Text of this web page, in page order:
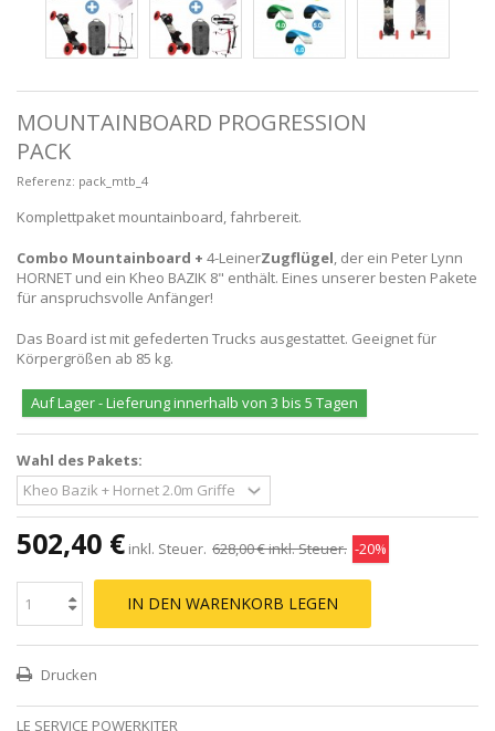
MOUNTAINBOARD PROGRESSION
PACK
Referenz: pack_mtb_4
Komplettpaket mountainboard, fahrbereit.
Combo Mountainboard + 4-LeinerZugflügel, der ein Peter Lynn
HORNET und ein Kheo BAZIK 8" enthält. Eines unserer besten Pakete
für anspruchsvolle Anfänger!
Das Board ist mit gefederten Trucks ausgestattet. Geeignet für
Körpergrößen ab 85 kg.
Auf Lager - Lieferung innerhalb von 3 bis 5 Tagen
Wahl des Pakets:
502,40 € inkl. Steuer. 628,00 €inkl. Steuer. -20%
IN DEN WARENKORB LEGEN
Drucken
LE SERVICE POWERKITER